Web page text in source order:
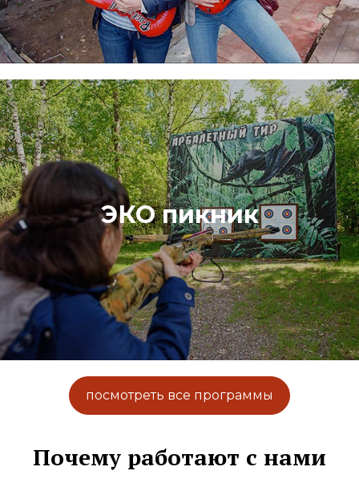
ЭКО пикник
ECO ПИКНИК – это микс самых лучших летних
фестивалей «Пикник Афиши», «Дикая Мята», «Усадьба
Джаз». Душевное летнее событие в европейском эко-
стиле, которое предполагает свободное общение -
участники интересно и по-семейному проводят вместе
выходной день.
посмотреть все программы
Почему работают с нами